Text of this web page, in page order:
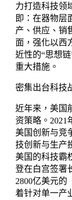
力打造科技领
即：在器物层
产、供应、销
面，强化以西
近性的“思想
重大措施。
密集出台科技
近年来，美国
资策略。2021
美国创新与竞
技创新与生产
美国的科技霸
登在白宫签署
2800亿美元的
着针对单一产